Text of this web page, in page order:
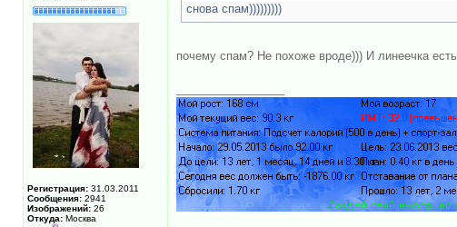
Регистрация: 31.03.2011
Сообщения: 2941
Изображений: 26
Откуда: Москва
снова спам)))))))))
почему спам? Не похоже вроде))) И линеечка есть